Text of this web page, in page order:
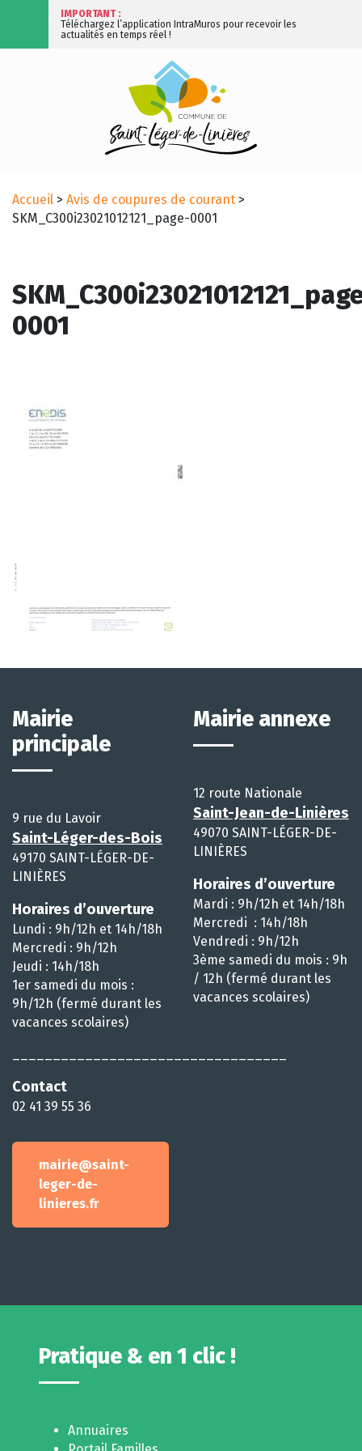
IMPORTANT :
Téléchargez l’application IntraMuros pour recevoir les
actualités en temps réel !
Accueil > Avis de coupures de courant >
SKM_C300i23021012121_page-0001
0001
Mairie
principale
9 rue du Lavoir
Saint-Léger-des-Bois
49170 SAINT-LÉGER-DE-
LINIÈRES
Horaires d’ouverture
Lundi : 9h/12h et 14h/18h
Mercredi : 9h/12h
Jeudi : 14h/18h
1er samedi du mois :
9h/12h (fermé durant les
vacances scolaires)
Contact
02 41 39 55 36
mairie@saint-
leger-de-
linieres.fr
Mairie annexe
12 route Nationale
Saint-Jean-de-Linières
49070 SAINT-LÉGER-DE-
LINIÈRES
Horaires d’ouverture
Mardi : 9h/12h et 14h/18h
Mercredi : 14h/18h
Vendredi : 9h/12h
3ème samedi du mois : 9h
/ 12h (fermé durant les
vacances scolaires)
Pratique & en 1 clic !
Annuaires